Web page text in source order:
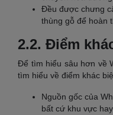
Đều được chưng
thùng gỗ để hoàn
2.2. Điểm
Để tìm hiểu sâu hơn về
tìm hiểu về điểm khác
Nguồn gốc của
bất cứ khu vực